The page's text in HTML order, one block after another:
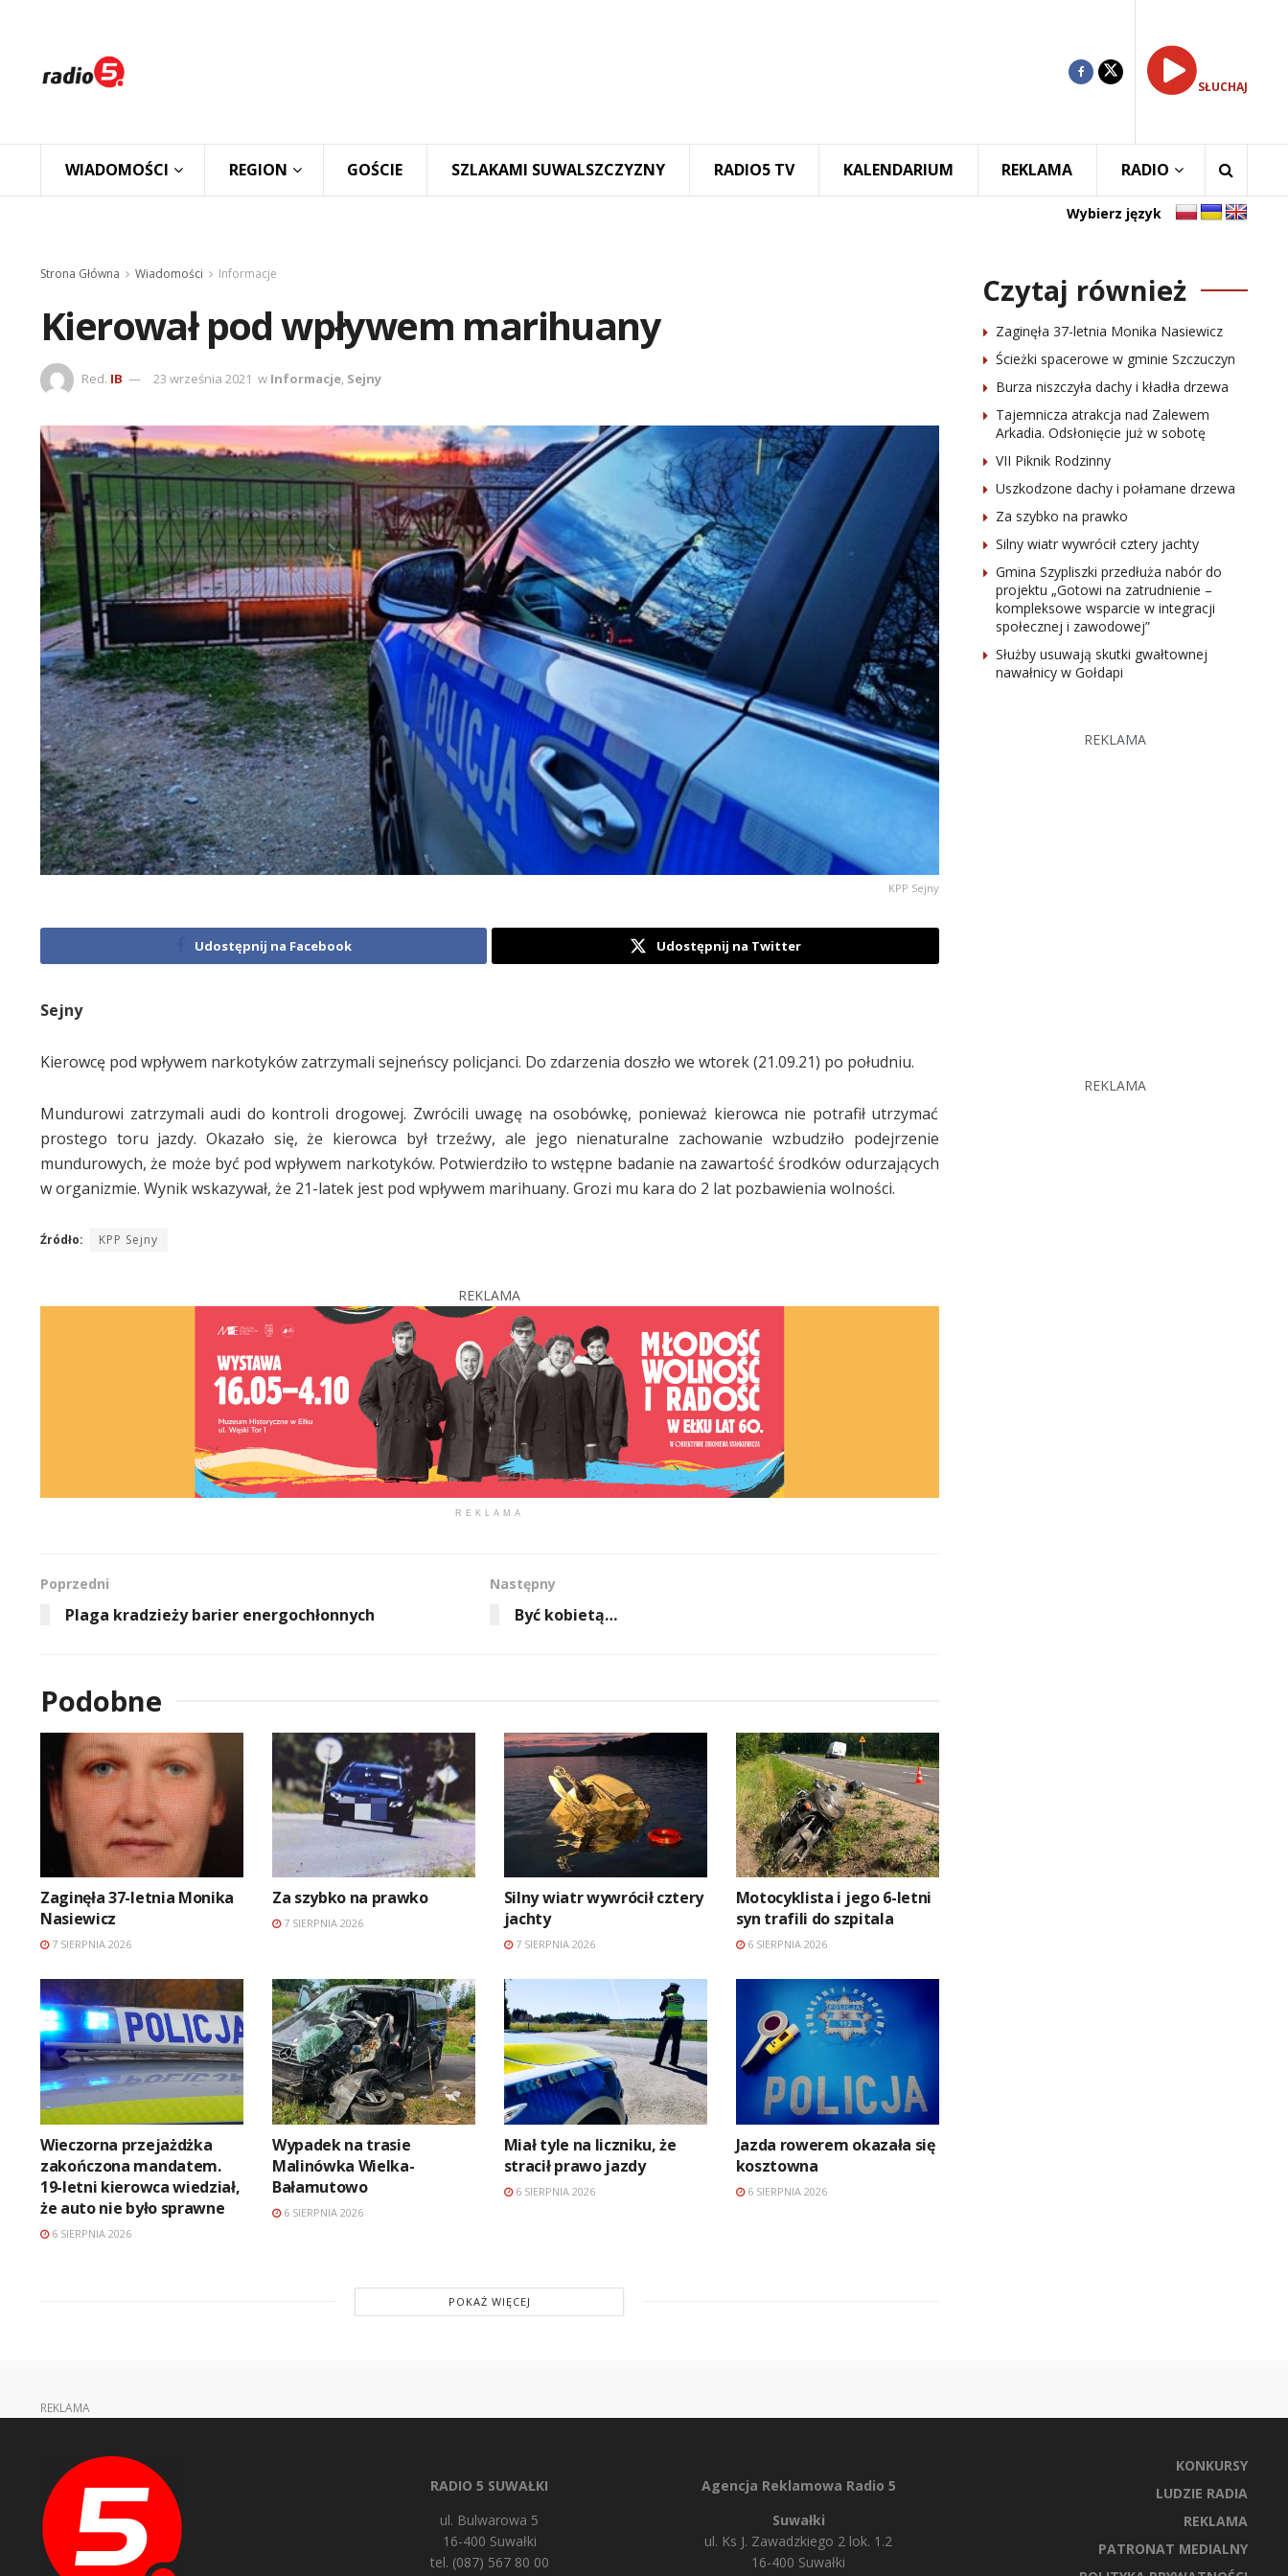
SŁUCHAJ
WIADOMOŚCI REGION GOŚCIE SZLAKAMI SUWALSZCZYZNY RADIO5 TV KALENDARIUM REKLAMA RADIO
Wybierz język
Strona Główna Wiadomości Informacje
Kierował pod wpływem marihuany
Red. IB 23 września 2021 w Informacje, Sejny
KPP Sejny
Udostępnij na Facebook Udostępnij na Twitter
Sejny
Kierowcę pod wpływem narkotyków zatrzymali sejneńscy policjanci. Do zdarzenia doszło we wtorek (21.09.21) po południu.
Mundurowi zatrzymali audi do kontroli drogowej. Zwrócili uwagę na osobówkę, ponieważ kierowca nie potrafił utrzymać
prostego toru jazdy. Okazało się, że kierowca był trzeźwy, ale jego nienaturalne zachowanie wzbudziło podejrzenie
mundurowych, że może być pod wpływem narkotyków. Potwierdziło to wstępne badanie na zawartość środków odurzających
w organizmie. Wynik wskazywał, że 21-latek jest pod wpływem marihuany. Grozi mu kara do 2 lat pozbawienia wolności.
Źródło: KPP Sejny
REKLAMA
REKLAMA
Poprzedni
Plaga kradzieży barier energochłonnych
Następny
Być kobietą…
Podobne
Zaginęła 37-letnia Monika
Nasiewicz
7 SIERPNIA 2026
Za szybko na prawko
7 SIERPNIA 2026
Silny wiatr wywrócił cztery
jachty
7 SIERPNIA 2026
Motocyklista i jego 6-letni
syn trafili do szpitala
6 SIERPNIA 2026
Wieczorna przejażdżka
zakończona mandatem.
19-letni kierowca wiedział,
że auto nie było sprawne
6 SIERPNIA 2026
Wypadek na trasie
Malinówka Wielka-
Bałamutowo
6 SIERPNIA 2026
Miał tyle na liczniku, że
stracił prawo jazdy
6 SIERPNIA 2026
Jazda rowerem okazała się
kosztowna
6 SIERPNIA 2026
POKAŻ WIĘCEJ
Czytaj również
Zaginęła 37-letnia Monika Nasiewicz
Ścieżki spacerowe w gminie Szczuczyn
Burza niszczyła dachy i kładła drzewa
Tajemnicza atrakcja nad Zalewem
Arkadia. Odsłonięcie już w sobotę
VII Piknik Rodzinny
Uszkodzone dachy i połamane drzewa
Za szybko na prawko
Silny wiatr wywrócił cztery jachty
Gmina Szypliszki przedłuża nabór do
projektu „Gotowi na zatrudnienie –
kompleksowe wsparcie w integracji
społecznej i zawodowej”
Służby usuwają skutki gwałtownej
nawałnicy w Gołdapi
REKLAMA
REKLAMA
REKLAMA
RADIO 5 SUWAŁKI
ul. Bulwarowa 5
16-400 Suwałki
tel. (087) 567 80 00
Agencja Reklamowa Radio 5
Suwałki
ul. Ks J. Zawadzkiego 2 lok. 1.2
16-400 Suwałki
KONKURSY
LUDZIE RADIA
REKLAMA
PATRONAT MEDIALNY